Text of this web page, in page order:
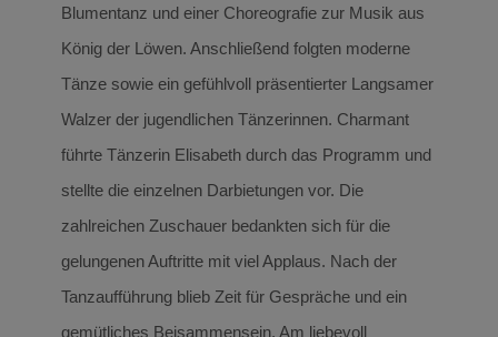
Blumentanz und einer Choreografie zur Musik aus
König der Löwen. Anschließend folgten moderne
Tänze sowie ein gefühlvoll präsentierter Langsamer
Walzer der jugendlichen Tänzerinnen. Charmant
führte Tänzerin Elisabeth durch das Programm und
stellte die einzelnen Darbietungen vor. Die
zahlreichen Zuschauer bedankten sich für die
gelungenen Auftritte mit viel Applaus. Nach der
Tanzaufführung blieb Zeit für Gespräche und ein
gemütliches Beisammensein. Am liebevoll